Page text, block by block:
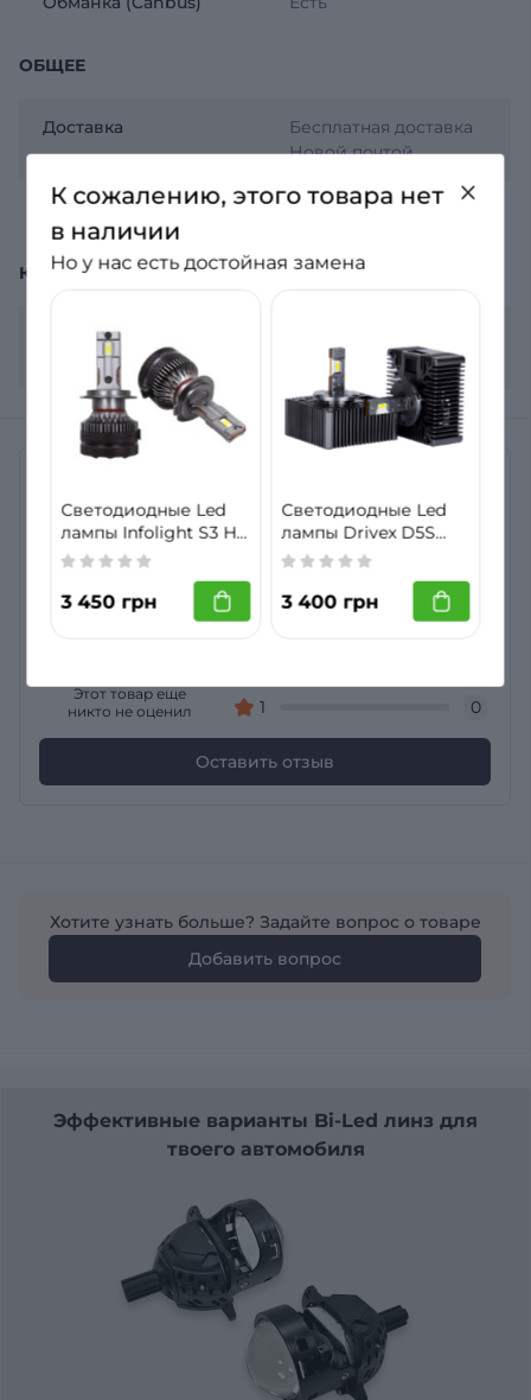
ОБЩЕЕ
Доставка
Бесплатная доставка
Новой почтой
Гарантия 12 месяцев
КОМПЛЕКТАЦИЯ
Комплектация
письмо
Нет отзывов о товаре Светодиодные LED лампы
Infolight S2 HB4 (9006) 60W
Общий рейтинг
Этот товар еще
никто не оценил
0
1
0
Оставить отзыв
Хотите узнать больше? Задайте вопрос о товаре
Добавить вопрос
Эффективные варианты Bi-Led линз для
твоего автомобиля
К сожалению, этого товара нет
в наличии
Но у нас есть достойная замена
Светодиодные Led
лампы Infolight S3 H7
60W
3 450 грн
Светодиодные Led
лампы Drivex D5S
DLX series NEW 50W
3 400 грн